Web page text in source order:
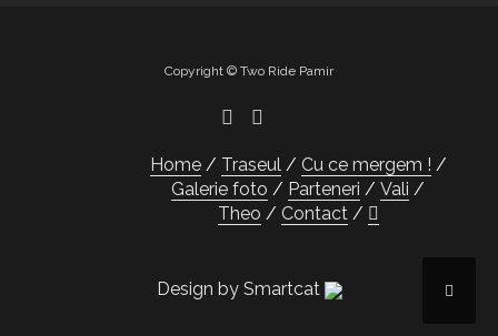
Copyright © Two Ride Pamir
Home Traseul
Cu ce mergem !
Galerie foto
Parteneri
Vali
Theo
Contact
Design by Smartcat